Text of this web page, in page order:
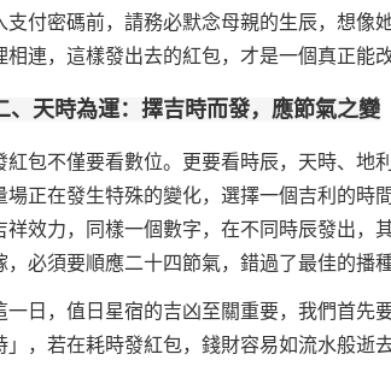
支付密碼前，請務必默念母親的生辰，想像
相連，這樣發出去的紅包，才是一個真正能
、天時為運：擇吉時而發，應節氣之變
紅包不僅要看數位。更要看時辰，天時、地
場正在發生特殊的變化，選擇一個吉利的時
祥效力，同樣一個數字，在不同時辰發出，
，必須要順應二十四節氣，錯過了最佳的播
一日，值日星宿的吉凶至關重要，我們首先
」，若在耗時發紅包，錢財容易如流水般逝